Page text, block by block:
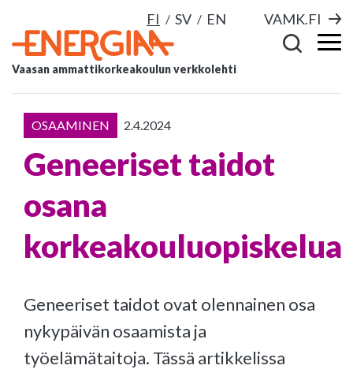
FI SV EN VAMK.FI
Vaasan ammattikorkeakoulun verkkolehti
OSAAMINEN 2.4.2024
Geneeriset taidot
osana
korkeakouluopiskelua
Geneeriset taidot ovat olennainen osa
nykypäivän osaamista ja
työelämätaitoja. Tässä artikkelissa